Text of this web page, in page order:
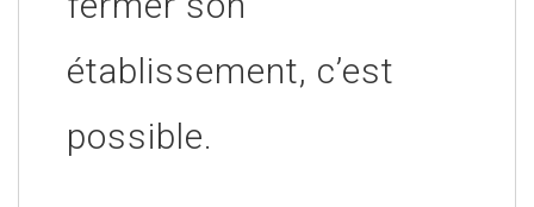
établissement, c’est
possible.